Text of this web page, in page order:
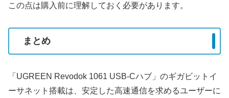
この点は購入前に理解しておく必要があります。
まとめ
「UGREEN Revodok 1061 USB-Cハブ」のギガビットイ
ーサネット搭載は、安定した高速通信を求めるユーザーに